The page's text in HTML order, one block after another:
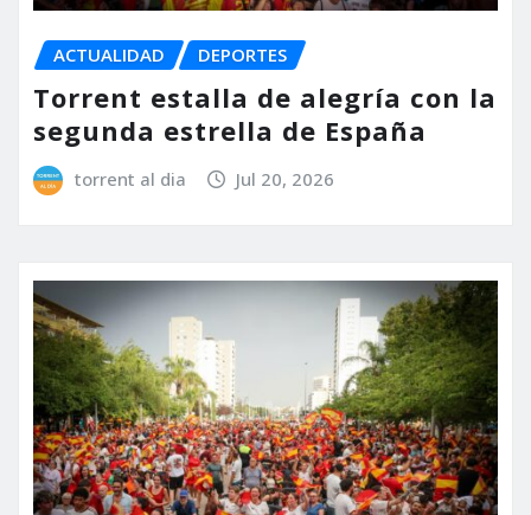
ACTUALIDAD DEPORTES
Torrent estalla de alegría con la
segunda estrella de España
torrent al dia Jul 20, 2026